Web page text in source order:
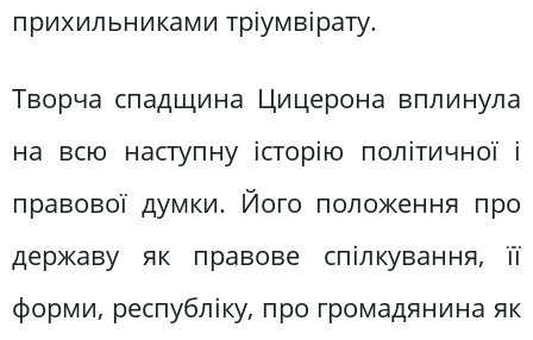
прихильниками тріумвірату.
Творча спадщина Цицерона вплинула
на всю наступну історію політичної і
правової думки. Його положення про
державу як правове спілкування, її
форми, республіку, про громадянина як